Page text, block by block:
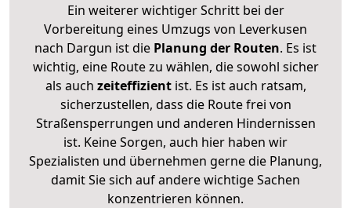
Ein weiterer wichtiger Schritt bei der
Vorbereitung eines Umzugs von Leverkusen
nach Dargun ist die Planung der Routen. Es ist
wichtig, eine Route zu wählen, die sowohl sicher
als auch zeiteffizientist. Es ist auch ratsam,
sicherzustellen, dass die Route frei von
Straßensperrungen und anderen Hindernissen
ist. Keine Sorgen, auch hier haben wir
Spezialisten und übernehmen gerne die Planung,
damit Sie sich auf andere wichtige Sachen
konzentrieren können.